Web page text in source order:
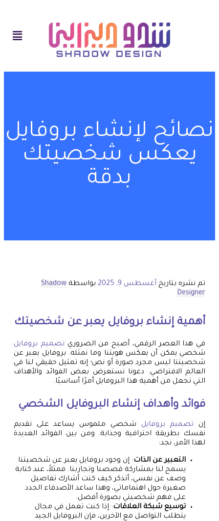
نصائح لإنشاء بروفايل
يعكس شخصيتك
بدقة
تم نشره بتاريخ أغسطس 9, 2025 بواسطة Shadow
Designer
أهمية إنشاء بروفايل يعبر عن شخصيتك
في هذا العصر الرقمي، أصبح من الضروري تصميم بروفايل
شخصي يمكن أن يعكس هويتنا وما نمثله. بروفايل يعبر عن
شخصيتنا ليس مجرد صورة أو نص؛ إنه تمثيل حقيقي لنا في
العالم الافتراضي. دعونا نستعرض بعض الفوائد والأهداف
التي تجعل من أهمية هذا البروفايل أمرًا أساسيًا.
فوائد وأهداف إنشاء البروفايل الشخصي
إن تصميم بروفايل شخصي ملموس يساعد على تقديم
نفسك بطريقة احترافية وجذابة. ومن بين الفوائد العديدة
لهذا الأمر، نجد:
التعبير عن الذات: إن وجود بروفايل يعبر عن شخصيتنا
يسمح لنا بمشاركة قصصنا وتجاربنا. فمثلاً، عند كتابة
وصف عن نفسي، أتذكر كيف كنت أشارك تفاصيل
صغيرة حول اهتماماتي، وهذا ساعد الأصدقاء الجدد
على فهم شخصيتي بصورة أفضل.
توسيع شبكة العلاقات: إذا كنت تعمل في مجال
يتطلب التواصل مع الآخرين، فإن البروفايل الجيد